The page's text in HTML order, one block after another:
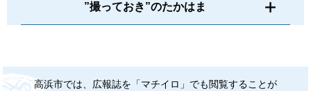
”撮っておき”のたかはま
高浜市では、広報誌を「マチイロ」でも閲覧することが